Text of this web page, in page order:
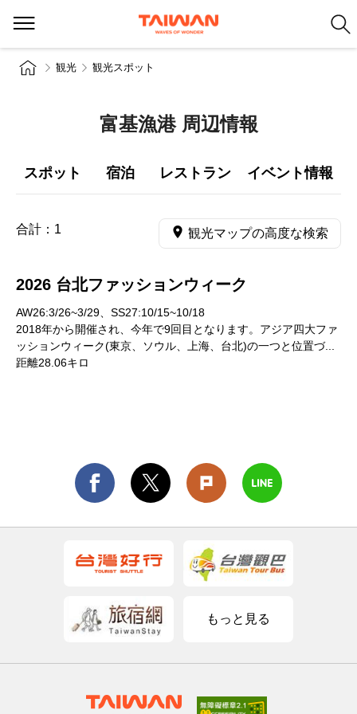
観光 観光スポット
富基漁港 周辺情報
スポット 宿泊 レストラン イベント情報
合計： 1 観光マップの高度な検索
2026 台北ファッションウィーク
AW26:3/26~3/29、SS27:10/15~10/18
2018年から開催され、今年で9回目となります。アジア四大ファ
ッションウィーク(東京、ソウル、上海、台北)の一つと位置づ...
距離28.06キロ
もっと見る